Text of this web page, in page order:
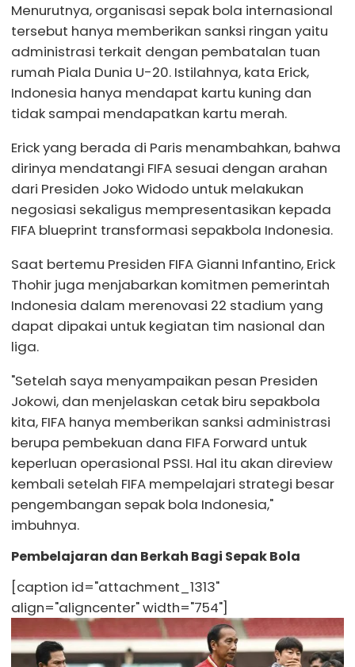
Menurutnya, organisasi sepak bola internasional
tersebut hanya memberikan sanksi ringan yaitu
administrasi terkait dengan pembatalan tuan
rumah Piala Dunia U-20. Istilahnya, kata Erick,
Indonesia hanya mendapat kartu kuning dan
tidak sampai mendapatkan kartu merah.
Erick yang berada di Paris menambahkan, bahwa
dirinya mendatangi FIFA sesuai dengan arahan
dari Presiden Joko Widodo untuk melakukan
negosiasi sekaligus mempresentasikan kepada
FIFA blueprint transformasi sepakbola Indonesia.
Saat bertemu Presiden FIFA Gianni Infantino, Erick
Thohir juga menjabarkan komitmen pemerintah
Indonesia dalam merenovasi 22 stadium yang
dapat dipakai untuk kegiatan tim nasional dan
liga.
"Setelah saya menyampaikan pesan Presiden
Jokowi, dan menjelaskan cetak biru sepakbola
kita, FIFA hanya memberikan sanksi administrasi
berupa pembekuan dana FIFA Forward untuk
keperluan operasional PSSI. Hal itu akan direview
kembali setelah FIFA mempelajari strategi besar
pengembangan sepak bola Indonesia,"
imbuhnya.
Pembelajaran dan Berkah Bagi Sepak Bola
[caption id="attachment_1313"
align="aligncenter" width="754"]